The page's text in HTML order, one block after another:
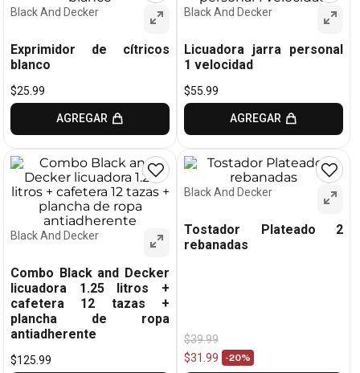
Black And Decker
Exprimidor de cítricos
blanco
$25 99
AGREGAR
Black And Decker
Licuadora jarra personal
1 velocidad
$55 99
AGREGAR
Black And Decker
Combo Black and Decker
licuadora 1.25 litros +
cafetera 12 tazas +
plancha de ropa
antiadherente
$125 99
Black And Decker
Tostador Plateado 2
rebanadas
$39.99
$31 99 -20%